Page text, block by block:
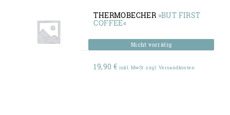
THERMOBECHER »BUT FIRST
COFFEE«
19,90 € inkl. MwSt. zzgl. Versandkosten